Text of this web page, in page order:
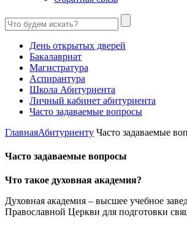
День открытых дверей
Бакалавриат
Магистратура
Аспирантура
Школа Абитуриента
Личный кабинет абитуриента
Часто задаваемые вопросы
ГлавнаяАбитуриенту Часто задаваемые
Часто задаваемые вопросы
Что такое духовная академия?
Духовная академия – высшее учебное
Православной Церкви для подготовки